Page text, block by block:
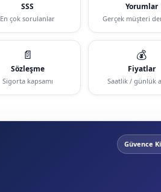
SSS
En çok sorulanlar
Yorumlar
Gerçek müşteri
📄
Sözleşme
Sigorta kapsamı
💰
Fiyatlar
Saatlik / günlük
Güvence